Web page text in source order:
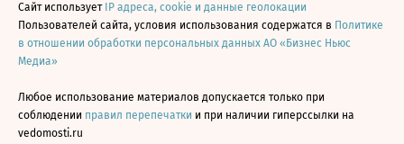
Сайт использует IP адреса, cookie и данные геолокации
Пользователей сайта, условия использования содержатся в Политике
в отношении обработки персональных данных АО «Бизнес Ньюс
Медиа»
Любое использование материалов допускается только при
соблюдении правил перепечатки и при наличии гиперссылки на
vedomosti.ru